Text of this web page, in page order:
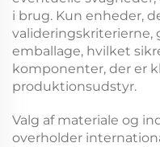
i brug. Kun enheder,
valideringskriterierne,
emballage, hvilket
komponenter, der er
produktionsudstyr.
Valg af materiale og
overholder